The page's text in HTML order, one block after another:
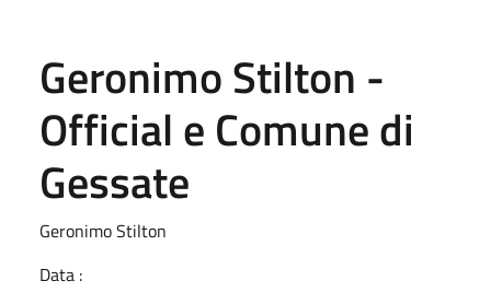
Geronimo Stilton -
Official e Comune di
Gessate
Geronimo Stilton
Data :